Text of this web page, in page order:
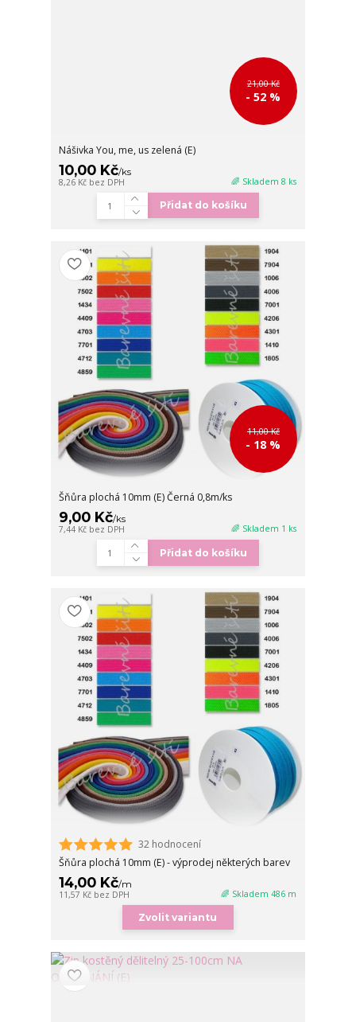
21,00 Kč
- 52 %
Nášivka You, me, us zelená (E)
10,00 Kč/ks
8,26 Kč bez DPH 🌈 Skladem 8 ks
Přidat do košíku
11,00 Kč
- 18 %
Šňůra plochá 10mm (E) Černá 0,8m/ks
9,00 Kč/ks
7,44 Kč bez DPH 🌈 Skladem 1 ks
Přidat do košíku
32 hodnocení
Šňůra plochá 10mm (E) - výprodej některých barev
14,00 Kč/m
11,57 Kč bez DPH 🌈 Skladem 486 m
Zvolit variantu